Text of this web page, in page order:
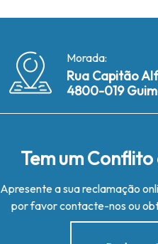
Morada:
Rua Capitão
4800-019
Tem um Conflito
Apresente a sua reclamação
por favor contacte-nos ou